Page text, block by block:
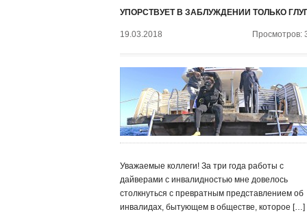
УПОРСТВУЕТ В ЗАБЛУЖДЕНИИ ТОЛЬКО
19.03.2018 Просмотров:
Уважаемые коллеги! За три года работы с
дайверами с инвалидностью мне довелось
столкнуться с превратным представлением об
инвалидах, бытующем в обществе, которое […]